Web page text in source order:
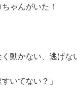
ゃんがいた！
動かない、逃げな
いてない？」